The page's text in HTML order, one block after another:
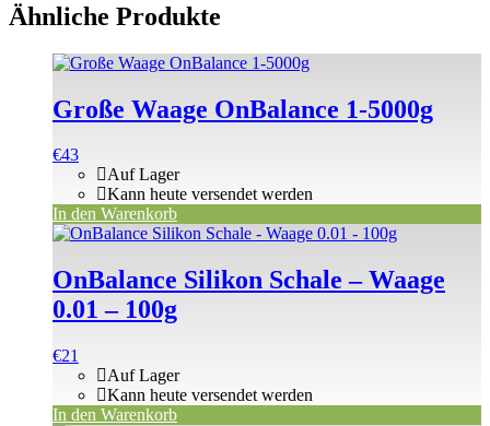
Ähnliche Produkte
Große Waage OnBalance 1-5000g
€43
Auf Lager
Kann heute versendet werden
In den Warenkorb
OnBalance Silikon Schale – Waage
0.01 – 100g
€21
Auf Lager
Kann heute versendet werden
In den Warenkorb